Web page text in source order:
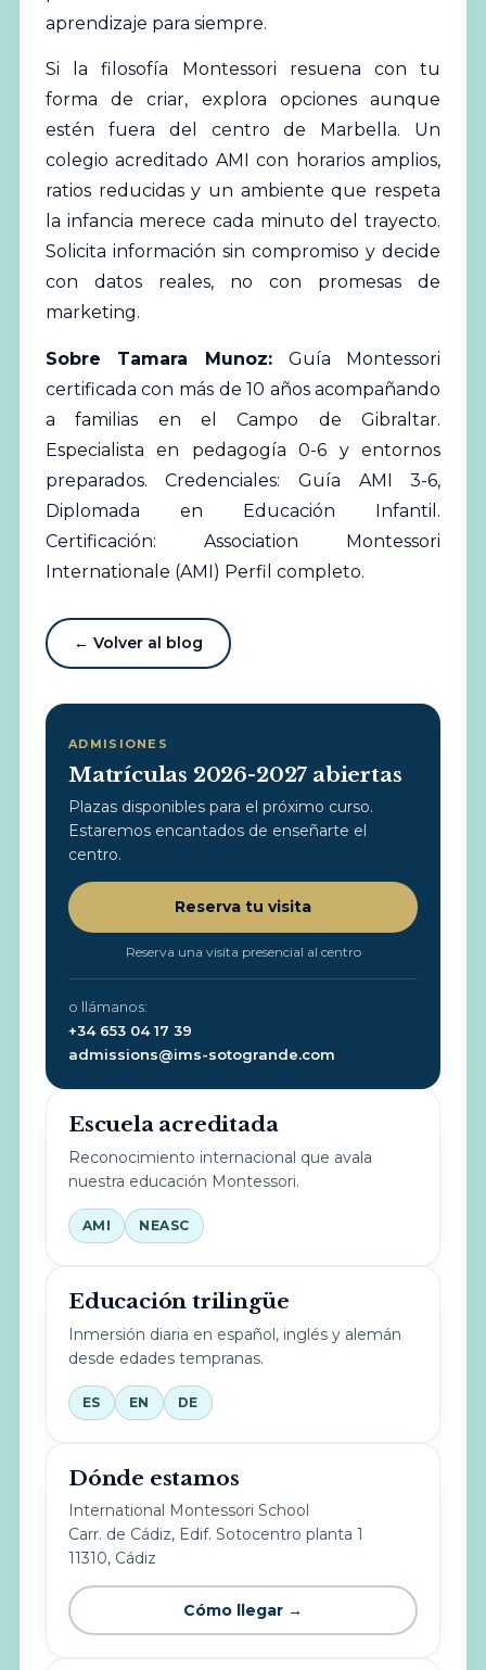
aprendizaje para siempre.
Si la filosofía Montessori resuena con tu
forma de criar, explora opciones aunque
estén fuera del centro de Marbella. Un
colegio acreditado AMI con horarios amplios,
ratios reducidas y un ambiente que respeta
la infancia merece cada minuto del trayecto.
Solicita información sin compromiso y decide
con datos reales, no con promesas de
marketing.
Sobre Tamara Munoz: Guía Montessori
certificada con más de 10 años acompañando
a familias en el Campo de Gibraltar.
Especialista en pedagogía 0-6 y entornos
preparados. Credenciales: Guía AMI 3-6,
Diplomada en Educación Infantil.
Certificación: Association Montessori
Internationale (AMI) Perfil completo.
← Volver al blog
ADMISIONES
Matrículas 2026-2027 abiertas
Plazas disponibles para el próximo curso.
Estaremos encantados de enseñarte el
centro.
Reserva tu visita
Reserva una visita presencial al centro
o llámanos:
+34 653 04 17 39
admissions@ims-sotogrande.com
Escuela acreditada
Reconocimiento internacional que avala
nuestra educación Montessori.
AMI NEASC
Educación trilingüe
Inmersión diaria en español, inglés y alemán
desde edades tempranas.
ES EN DE
Dónde estamos
International Montessori School
Carr. de Cádiz, Edif. Sotocentro planta 1
11310, Cádiz
Cómo llegar →